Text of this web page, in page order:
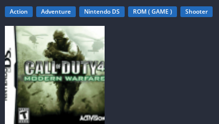
Action Adventure Nintendo DS ROM ( GAME ) Shooter